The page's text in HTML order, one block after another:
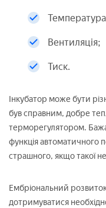
Вентиляція;
Тиск.
Інкубатор може бути
був справним, добре
терморегулятором.
функція автоматичного
страшного, якщо такої
Ембріональний
дотримуватися